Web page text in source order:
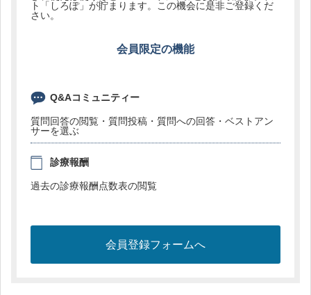
ト「しろぽ」が貯まります。この機会に是非ご登録くだ
さい。
会員限定の機能
Q&Aコミュニティー
質問回答の閲覧・質問投稿・質問への回答・ベストアン
サーを選ぶ
診療報酬
過去の診療報酬点数表の閲覧
会員登録フォームへ